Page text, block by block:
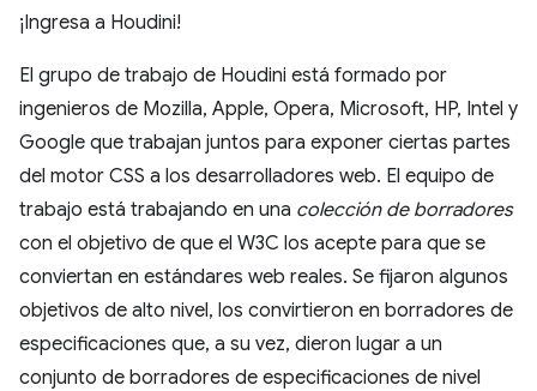
¡Ingresa a Houdini!
El grupo de trabajo de Houdini está formado por
ingenieros de Mozilla, Apple, Opera, Microsoft, HP, Intel y
Google que trabajan juntos para exponer ciertas partes
del motor CSS a los desarrolladores web. El equipo de
trabajo está trabajando en una colección de borradores
con el objetivo de que el W3C los acepte para que se
conviertan en estándares web reales. Se fijaron algunos
objetivos de alto nivel, los convirtieron en borradores de
especificaciones que, a su vez, dieron lugar a un
conjunto de borradores de especificaciones de nivel